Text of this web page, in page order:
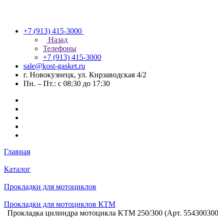
+7 (913) 415-3000
Назад
Телефоны
+7 (913) 415-3000
sale@kost-gasket.ru
г. Новокузнецк, ул. Кирзаводская 4/2
Пн. – Пт.: с 08:30 до 17:30
Главная
Каталог
Прокладки для мотоциклов
Прокладки для мотоциклов КТМ
Прокладка цилиндра мотоцикла KTM 250/300 (Арт.